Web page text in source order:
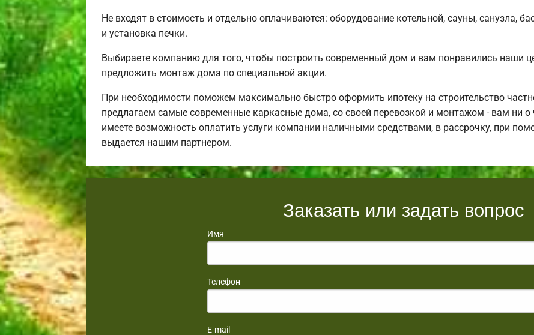
Не входят в стоимость и отдельно оплачиваются: оборудование котельной, сауны, санузла,
и установка печки.
Выбираете компанию для того, чтобы построить современный дом и вам понравились наши
предложить монтаж дома по специальной акции.
При необходимости поможем максимально быстро оформить ипотеку на строительство
предлагаем самые современные каркасные дома, со своей перевозкой и монтажом - вам ни
имеете возможность оплатить услуги компании наличными средствами, в рассрочку, при
выдается нашим партнером.
Заказать или задать вопрос
Имя
Телефон
E-mail